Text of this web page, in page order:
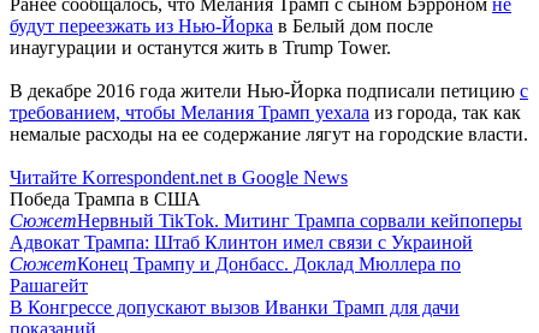
будут переезжать из Нью-Йорка в Белый дом после
инаугурации и останутся жить в Trump Tower.
В декабре 2016 года жители Нью-Йорка подписали петицию с
требованием, чтобы Мелания Трамп уехала из города, так как
немалые расходы на ее содержание лягут на городские власти.
Читайте Korrespondent.net в Google News
Победа Трампа в США
СюжетНервный TikTok. Митинг Трампа сорвали кейпоперы
Адвокат Трампа: Штаб Клинтон имел связи с Украиной
СюжетКонец Трампу и Донбасс. Доклад Мюллера по
Рашагейт
В Конгрессе допускают вызов Иванки Трамп для дачи
показаний